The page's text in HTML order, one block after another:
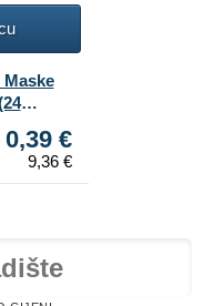
Maske
0,39 €
9,36 €